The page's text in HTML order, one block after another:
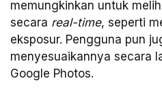
memungkinkan untuk
secara real-time, seperti
eksposur. Pengguna pun
menyesuaikannya secara
Google Photos.